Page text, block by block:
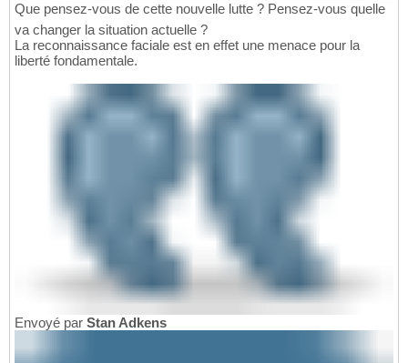
Que pensez-vous de cette nouvelle lutte ? Pensez-vous quelle
va changer la situation actuelle ?
La reconnaissance faciale est en effet une menace pour la
liberté fondamentale.
Envoyé par Stan Adkens